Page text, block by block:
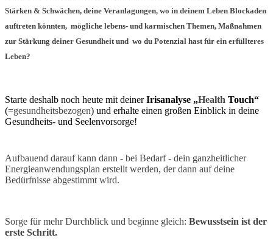
Stärken & Schwächen, deine Veranlagungen, wo in deinem Leben Blockaden
auftreten könnten, mögliche lebens- und karmischen Themen, Maßnahmen
zur Stärkung deiner Gesundheit und wo du Potenzial hast für ein erfüllteres
Leben?
Starte deshalb noch heute mit deinerIrisanalyse „Health Touch“
(=gesundheitsbezogen) und erhalte einen großen Einblick in deine
Gesundheits- und Seelenvorsorge!
Aufbauend darauf kann dann - bei Bedarf - dein ganzheitlicher
Energieanwendungsplan erstellt werden, der dann auf deine
Bedürfnisse abgestimmt wird.
Sorge für mehr Durchblick und beginne gleich: Bewusstsein ist der
erste Schritt.